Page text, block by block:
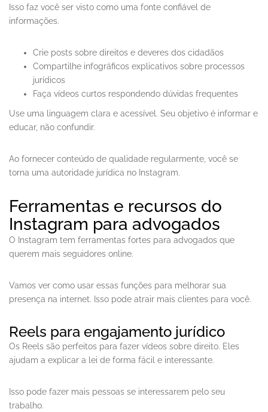
Isso faz você ser visto como uma fonte confiável de
informações.
Crie posts sobre direitos e deveres dos cidadãos
Compartilhe infográficos explicativos sobre processos
jurídicos
Faça vídeos curtos respondendo dúvidas frequentes
Use uma linguagem clara e acessível. Seu objetivo é informar e
educar, não confundir.
Ao fornecer conteúdo de qualidade regularmente, você se
torna uma autoridade jurídica no Instagram.
Ferramentas e recursos do
Instagram para advogados
O Instagram tem ferramentas fortes para advogados que
querem mais seguidores online.
Vamos ver como usar essas funções para melhorar sua
presença na internet. Isso pode atrair mais clientes para você.
Reels para engajamento jurídico
Os Reels são perfeitos para fazer vídeos sobre direito. Eles
ajudam a explicar a lei de forma fácil e interessante.
Isso pode fazer mais pessoas se interessarem pelo seu
trabalho.